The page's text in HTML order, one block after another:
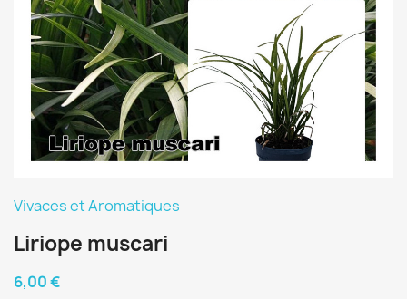
Vivaces et Aromatiques
Liriope muscari
6,00 €